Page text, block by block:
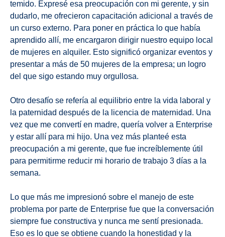
temido. Expresé esa preocupación con mi gerente, y sin
dudarlo, me ofrecieron capacitación adicional a través de
un curso externo. Para poner en práctica lo que había
aprendido allí, me encargaron dirigir nuestro equipo local
de mujeres en alquiler. Esto significó organizar eventos y
presentar a más de 50 mujeres de la empresa; un logro
del que sigo estando muy orgullosa.
Otro desafío se refería al equilibrio entre la vida laboral y
la paternidad después de la licencia de maternidad. Una
vez que me convertí en madre, quería volver a Enterprise
y estar allí para mi hijo. Una vez más planteé esta
preocupación a mi gerente, que fue increíblemente útil
para permitirme reducir mi horario de trabajo 3 días a la
semana.
Lo que más me impresionó sobre el manejo de este
problema por parte de Enterprise fue que la conversación
siempre fue constructiva y nunca me sentí presionada.
Eso es lo que se obtiene cuando la honestidad y la